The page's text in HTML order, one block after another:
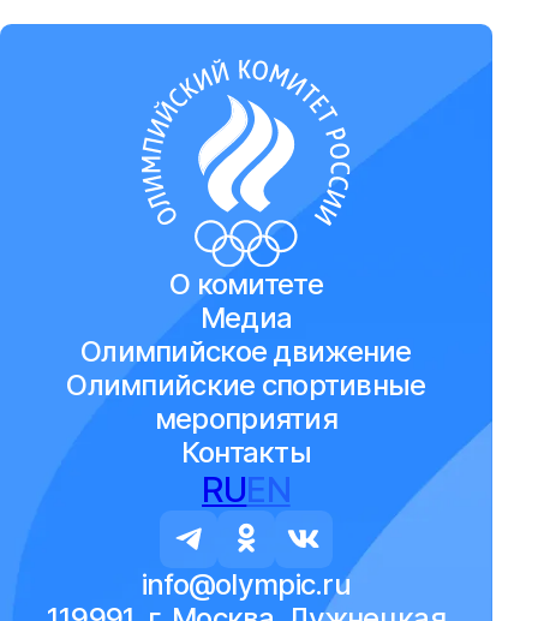
О комитете
Медиа
Олимпийское движение
Олимпийские спортивные
мероприятия
Контакты
RUEN
info@olympic.ru